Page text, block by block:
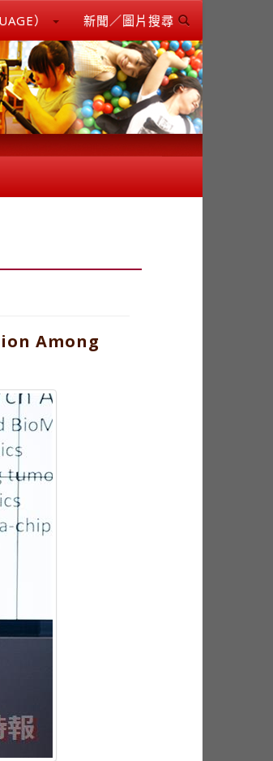
） 新聞／圖片搜尋
Among